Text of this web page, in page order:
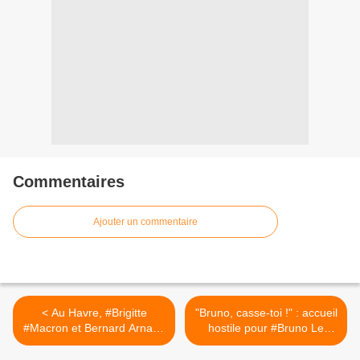
Commentaires
Ajouter un commentaire
< Au Havre, #Brigitte
#Macron et Bernard Arnault
(#LVMH) inaugurent la
"Bruno, casse-toi !" : accueil
hostile pour #Bruno Le
Maire en #Suisse à